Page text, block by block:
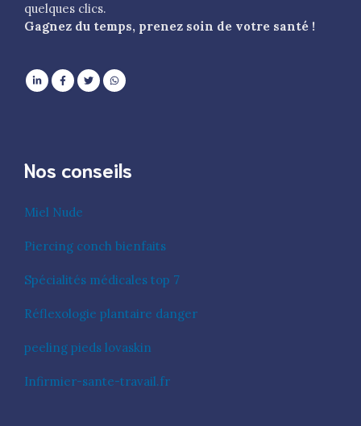
quelques clics.
Gagnez du temps, prenez soin de votre santé !
Nos conseils
Miel Nude
Piercing conch bienfaits
Spécialités médicales top 7
Réflexologie plantaire danger
peeling pieds lovaskin
Infirmier-sante-travail.fr